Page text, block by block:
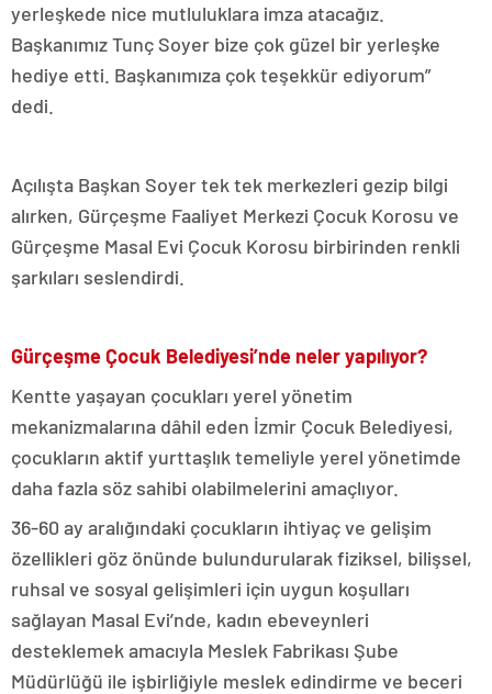
yerleşkede nice mutluluklara imza atacağız.
Başkanımız Tunç Soyer bize çok güzel bir yerleşke
hediye etti. Başkanımıza çok teşekkür ediyorum”
dedi.
Açılışta Başkan Soyer tek tek merkezleri gezip bilgi
alırken, Gürçeşme Faaliyet Merkezi Çocuk Korosu ve
Gürçeşme Masal Evi Çocuk Korosu birbirinden renkli
şarkıları seslendirdi.
Gürçeşme Çocuk Belediyesi’nde neler yapılıyor?
Kentte yaşayan çocukları yerel yönetim
mekanizmalarına dâhil eden İzmir Çocuk Belediyesi,
çocukların aktif yurttaşlık temeliyle yerel yönetimde
daha fazla söz sahibi olabilmelerini amaçlıyor.
36-60 ay aralığındaki çocukların ihtiyaç ve gelişim
özellikleri göz önünde bulundurularak fiziksel, bilişsel,
ruhsal ve sosyal gelişimleri için uygun koşulları
sağlayan Masal Evi’nde, kadın ebeveynleri
desteklemek amacıyla Meslek Fabrikası Şube
Müdürlüğü ile işbirliğiyle meslek edindirme ve beceri